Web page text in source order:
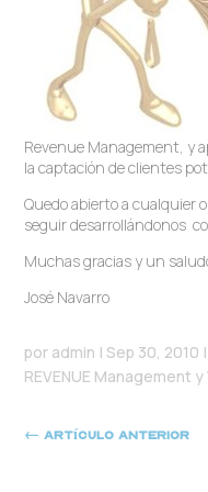
Revenue Management, y
la captación de clientes
Quedo abierto a cualquier
seguir desarrollándonos
Muchas gracias y un
José Navarro
por admin |Sep 30, 2010 |
REVENUE Management
←Artículo anterior